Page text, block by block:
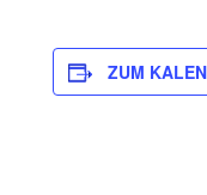
ZUM